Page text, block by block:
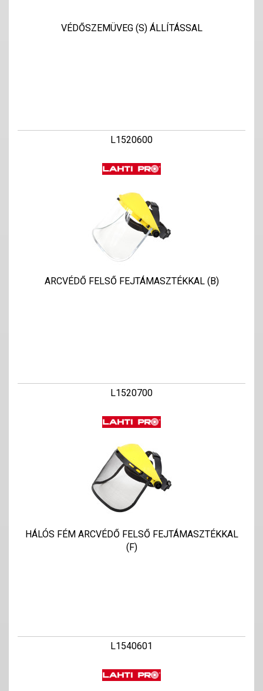
VÉDŐSZEMÜVEG (S) ÁLLÍTÁSSAL
L1520600
ARCVÉDŐ FELSŐ FEJTÁMASZTÉKKAL (B)
L1520700
HÁLÓS FÉM ARCVÉDŐ FELSŐ FEJTÁMASZTÉKKAL
(F)
L1540601